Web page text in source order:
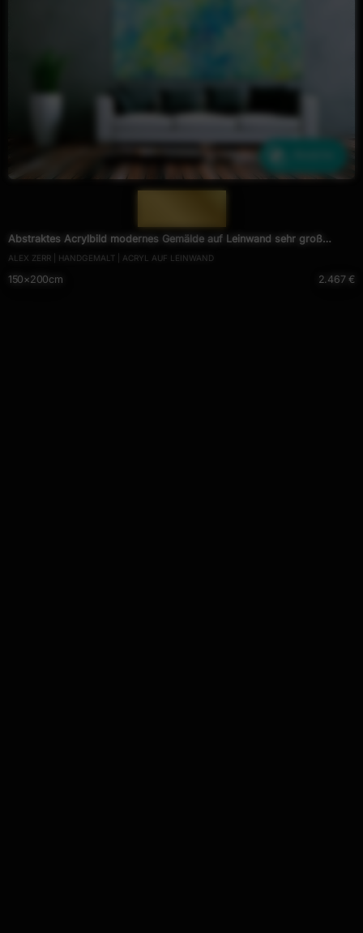
Abstraktes Acrylbild modernes Gemälde auf Leinwand sehr groß
Action Painting
ALEX ZERR | HANDGEMALT | ACRYL AUF LEINWAND
150×200cm 2.467 €